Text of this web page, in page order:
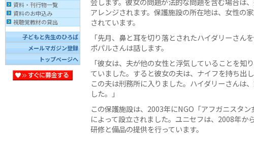
資料・刊行物一覧
資料のお申込み
視聴覚教材の貸出
子どもと先生のひろば
メールマガジン登録
トップページへ
アレンジされます。保護施設の所在地は、女性の
されています。
「先月、鼻と耳を切り落とされたハイダリーさん
ポパルさんは話します。
「彼女は、夫が他の女性と浮気していることを知
ていました。すると彼女の夫は、ナイフを持ち出し
この夫は刑務所に入りました。ハイダリーさんは
した。」
この保護施設は、2003年にNGO「アフガニスタ
によって設立されました。ユニセフは、2008年か
研修と備品の提供を行っています。